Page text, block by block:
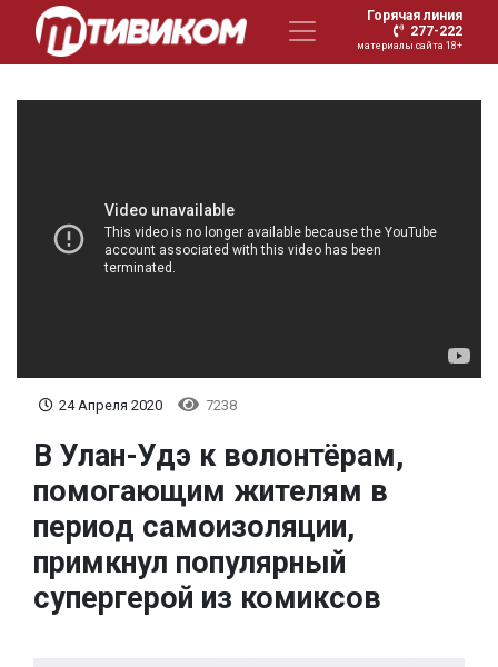
Горячая линия
277-222
материалы сайта 18+
24 Апреля 2020 7238
В Улан-Удэ к волонтёрам,
помогающим жителям в
период самоизоляции,
примкнул популярный
супергерой из комиксов